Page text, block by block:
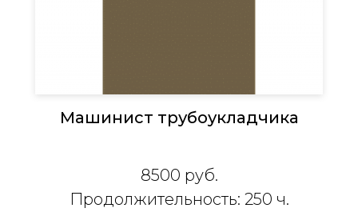
Машинист трубоукладчика
8500 руб.
Продолжительность: 250 ч.